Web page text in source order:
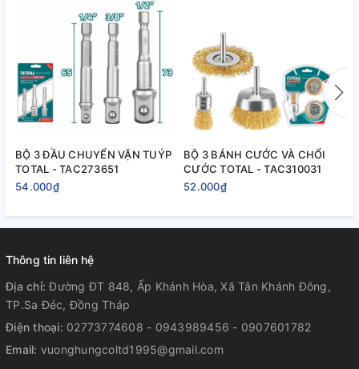
BỘ 3 ĐẦU CHUYỂN VẶN TUÝP
TOTAL - TAC273651
54.000₫
BỘ 3 BÁNH CƯỚC VÀ CHỔI
CƯỚC TOTAL - TAC310031
52.000₫
Thông tin liên hệ
Địa chỉ:Đường ĐT 848, Ấp Khánh Hòa, Xã Tân Khánh Đông,
TP.Sa Đéc, Đồng Tháp
Điện thoại: 02773774608 - 0943989456 - 0907601782
Email: vuonghungcoltd1995@gmail.com